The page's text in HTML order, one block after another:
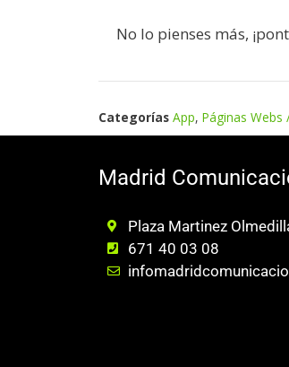
No lo pienses más,
Categorías App, Páginas Webs
Madrid
Plaza Martinez
671 40 03 08